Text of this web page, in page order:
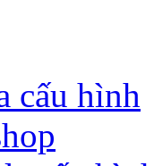
cấu hình